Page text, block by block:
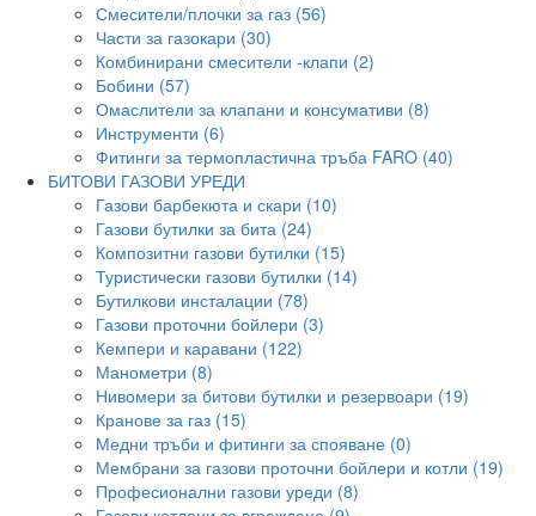
Смесители/плочки за газ (56)
Части за газокари (30)
Комбинирани смесители -клапи (2)
Бобини (57)
Омаслители за клапани и консумативи (8)
Инструменти (6)
Фитинги за термопластична тръба FARO (40)
БИТОВИ ГАЗОВИ УРЕДИ
Газови барбекюта и скари (10)
Газови бутилки за бита (24)
Композитни газови бутилки (15)
Туристически газови бутилки (14)
Бутилкови инсталации (78)
Газови проточни бойлери (3)
Кемпери и каравани (122)
Манометри (8)
Нивомери за битови бутилки и резервоари (19)
Кранове за газ (15)
Медни тръби и фитинги за спояване (0)
Мембрани за газови проточни бойлери и котли (19)
Професионални газови уреди (8)